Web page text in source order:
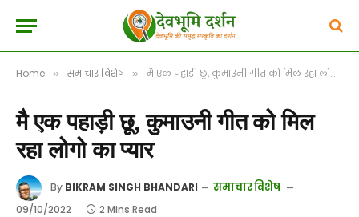
Home » समाचार विशेष » मै एक पहाड़ी छू, कुमाउनी गीत को मिल रहा लोगो का प्यार
मै एक पहाड़ी छू, कुमाउनी गीत को मिल
रहा लोगो का प्यार
By BIKRAM SINGH BHANDARI समाचार विशेष
09/10/2022 2 Mins Read